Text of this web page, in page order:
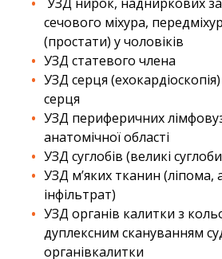
сечового міхура,
(простати) у чоловіків
УЗД статевого члена
УЗД серця
серця
УЗД периферичних
анатомічної області
УЗД суглобів (великі
УЗД м’яких тканин (ліпома,
інфільтрат)
УЗД органів калитки з
дуплексним скануванням
органівкалитки